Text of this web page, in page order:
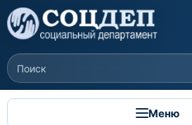
Перейти к
основному
содержанию
Форма поиска
Поиск
Меню